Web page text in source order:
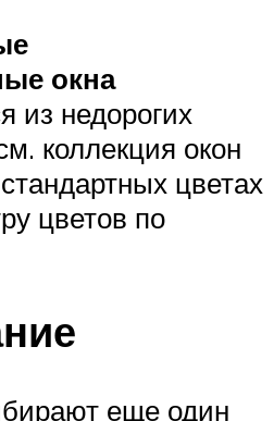
окна
из недорогих
коллекция окон
цветах
цветов по
еще один